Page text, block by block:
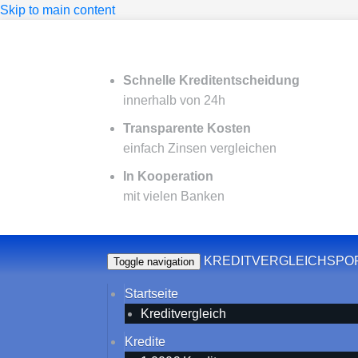
Skip to main content
Schnelle Kreditentscheidung
innerhalb von 24h
Transparente Kosten
einfach Zinsen vergleichen
In Kooperation
mit vielen Banken
Toggle navigation
Startseite
Kreditvergleich
Kredite